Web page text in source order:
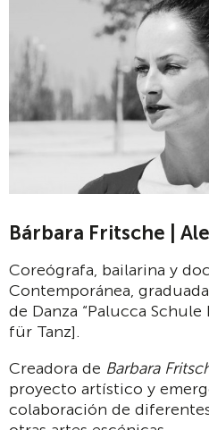
Bárbara Fritsche |
Coreógrafa, bailarina y
Contemporánea,
de Danza “Palucca
für Tanz].
Creadora de Barbara
proyecto artístico y
colaboración de